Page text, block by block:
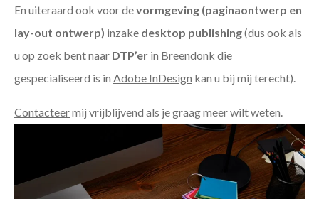
En uiteraard ook voor devormgeving (paginaontwerp en
lay-out ontwerp) inzake desktop publishing(dus ook als
u op zoek bent naar DTP’er in Breendonk die
gespecialiseerd is in Adobe InDesign kan u bij mij terecht).
Contacteermij vrijblijvend als je graag meer wilt weten.